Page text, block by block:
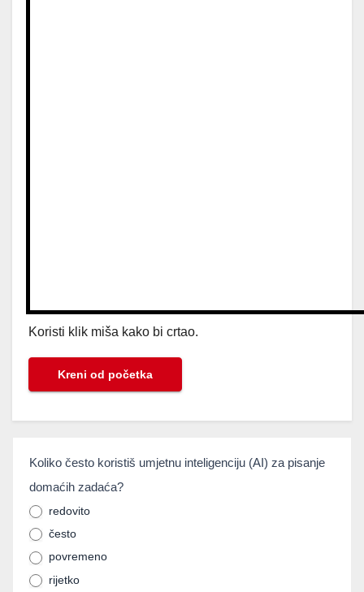
Koristi klik miša kako bi crtao.
Kreni od početka
umjetnainteligencija
Koliko često koristiš umjetnu inteligenciju (AI) za pisanje
domaćih zadaća?
redovito
često
povremeno
rijetko
If you
are
human,
leave
this
field